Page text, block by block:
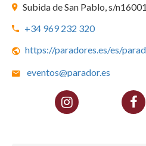
Subida de San Pablo, s/
+34 969 232 320
https://paradores.es/es/
eventos@parador.es